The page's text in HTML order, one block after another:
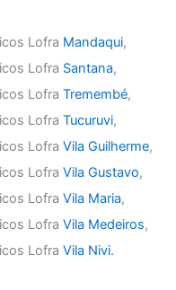
Lofra Mandaqui,
Lofra Santana,
LofraTremembé,
LofraTucuruvi,
LofraVila Guilherme,
LofraVila Gustavo,
LofraVila Maria,
LofraVila Medeiros,
LofraVila Nivi.